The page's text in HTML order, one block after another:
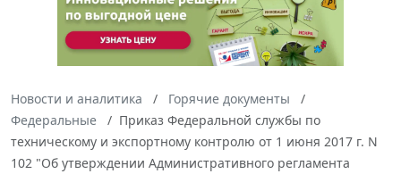
Новости и аналитика
Горячие документы
Федеральные
Приказ Федеральной службы по
техническому и экспортному контролю от 1 июня 2017 г. N
102 "Об утверждении Административного регламента